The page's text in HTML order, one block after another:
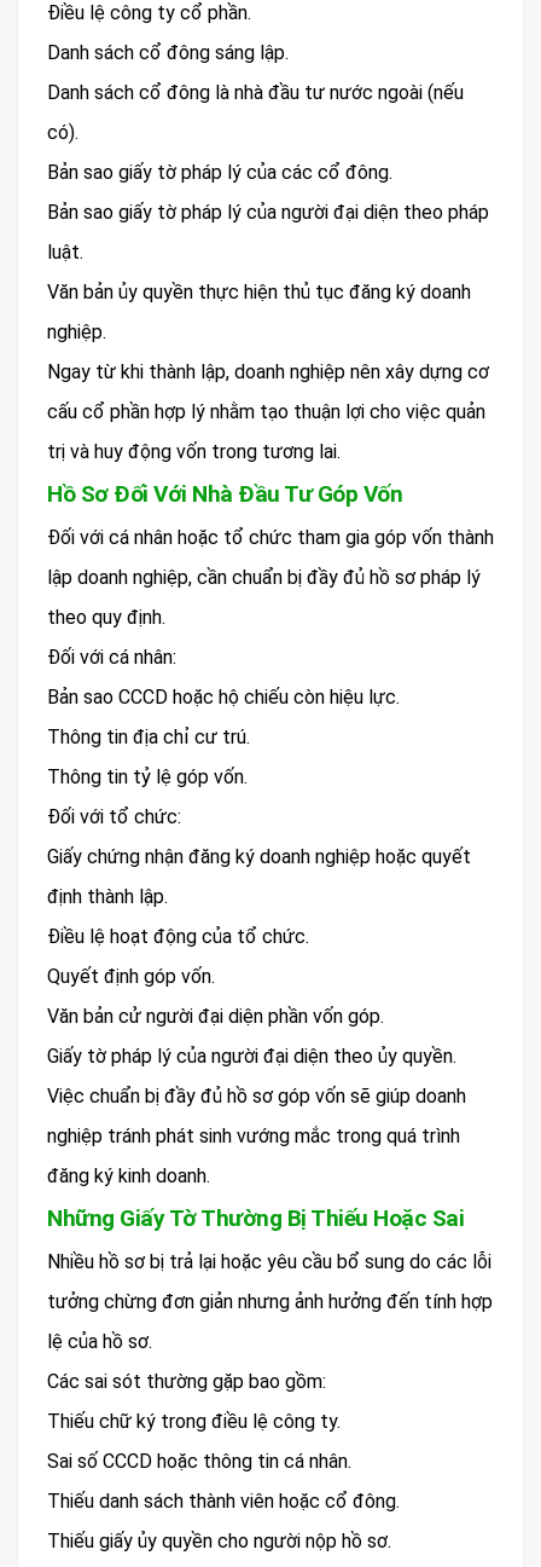
Điều lệ công ty cổ phần.
Danh sách cổ đông sáng lập.
Danh sách cổ đông là nhà đầu tư nước ngoài (nếu
có).
Bản sao giấy tờ pháp lý của các cổ đông.
Bản sao giấy tờ pháp lý của người đại diện theo pháp
luật.
Văn bản ủy quyền thực hiện thủ tục đăng ký doanh
nghiệp.
Ngay từ khi thành lập, doanh nghiệp nên xây dựng cơ
cấu cổ phần hợp lý nhằm tạo thuận lợi cho việc quản
trị và huy động vốn trong tương lai.
Hồ Sơ Đối Với Nhà Đầu Tư Góp Vốn
Đối với cá nhân hoặc tổ chức tham gia góp vốn thành
lập doanh nghiệp, cần chuẩn bị đầy đủ hồ sơ pháp lý
theo quy định.
Đối với cá nhân:
Bản sao CCCD hoặc hộ chiếu còn hiệu lực.
Thông tin địa chỉ cư trú.
Thông tin tỷ lệ góp vốn.
Đối với tổ chức:
Giấy chứng nhận đăng ký doanh nghiệp hoặc quyết
định thành lập.
Điều lệ hoạt động của tổ chức.
Quyết định góp vốn.
Văn bản cử người đại diện phần vốn góp.
Giấy tờ pháp lý của người đại diện theo ủy quyền.
Việc chuẩn bị đầy đủ hồ sơ góp vốn sẽ giúp doanh
nghiệp tránh phát sinh vướng mắc trong quá trình
đăng ký kinh doanh.
Những Giấy Tờ Thường Bị Thiếu Hoặc Sai
Nhiều hồ sơ bị trả lại hoặc yêu cầu bổ sung do các lỗi
tưởng chừng đơn giản nhưng ảnh hưởng đến tính hợp
lệ của hồ sơ.
Các sai sót thường gặp bao gồm:
Thiếu chữ ký trong điều lệ công ty.
Sai số CCCD hoặc thông tin cá nhân.
Thiếu danh sách thành viên hoặc cổ đông.
Thiếu giấy ủy quyền cho người nộp hồ sơ.